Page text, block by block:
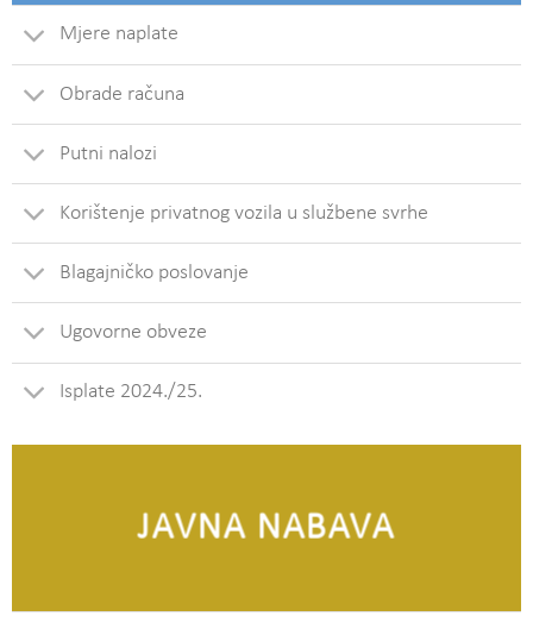
Mjere naplate
Obrade računa
Putni nalozi
Korištenje privatnog vozila u službene svrhe
Blagajničko poslovanje
Ugovorne obveze
Isplate 2024./25.
JAVNA NABAVA